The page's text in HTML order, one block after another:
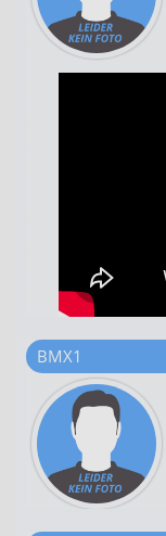
BMX1